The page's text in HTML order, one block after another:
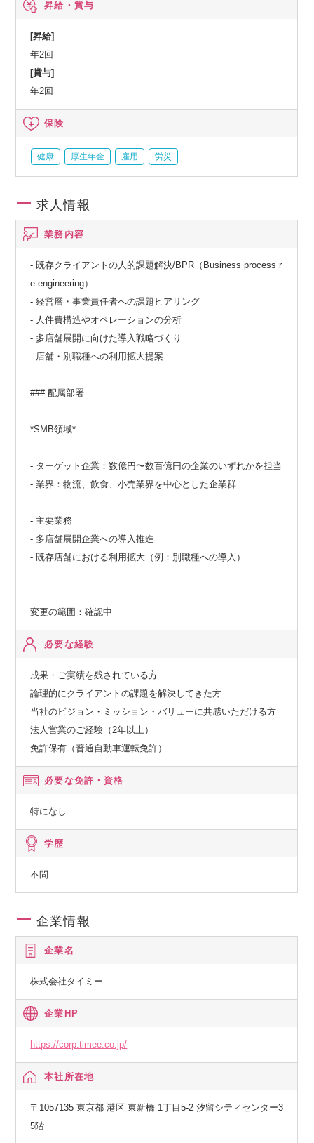
昇給・賞与
[昇給]
年2回
[賞与]
年2回
保険
健康 厚生年金 雇用 労災
求人情報
業務内容
- 既存クライアントの人的課題解決/BPR（Business process r
e engineering）
- 経営層・事業責任者への課題ヒアリング
- 人件費構造やオペレーションの分析
- 多店舗展開に向けた導入戦略づくり
- 店舗・別職種への利用拡大提案
### 配属部署
*SMB領域*
- ターゲット企業：数億円〜数百億円の企業のいずれかを担当
- 業界：物流、飲食、小売業界を中心とした企業群
- 主要業務
- 多店舗展開企業への導入推進
- 既存店舗における利用拡大（例：別職種への導入）
変更の範囲：確認中
必要な経験
成果・ご実績を残されている方
論理的にクライアントの課題を解決してきた方
当社のビジョン・ミッション・バリューに共感いただける方
法人営業のご経験（2年以上）
免許保有（普通自動車運転免許）
必要な免許・資格
特になし
学歴
不問
企業情報
企業名
株式会社タイミー
企業HP
https://corp.timee.co.jp/
本社所在地
〒1057135 東京都 港区 東新橋 1丁目5-2 汐留シティセンター3
5階